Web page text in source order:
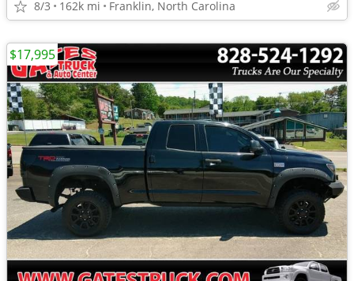
8/3 162k mi Franklin, North Carolina
$17,995